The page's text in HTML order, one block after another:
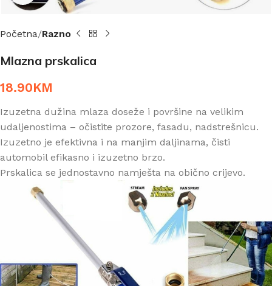
Početna Razno
Mlazna prskalica
18.90KM
Izuzetna dužina mlaza doseže i površine na velikim
udaljenostima – očistite prozore, fasadu, nadstrešnicu.
Izuzetno je efektivna i na manjim daljinama, čisti
automobil efikasno i izuzetno brzo.
Prskalica se jednostavno namješta na obično crijevo.